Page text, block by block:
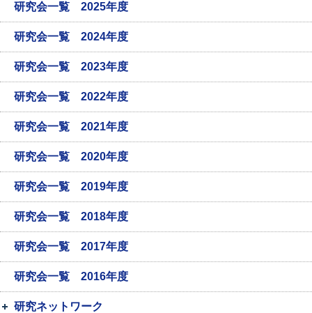
研究会一覧 2025年度
研究会一覧 2024年度
研究会一覧 2023年度
研究会一覧 2022年度
研究会一覧 2021年度
研究会一覧 2020年度
研究会一覧 2019年度
研究会一覧 2018年度
研究会一覧 2017年度
研究会一覧 2016年度
研究ネットワーク